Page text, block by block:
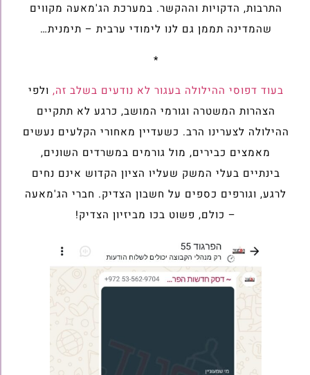
התרבות, הדקויות וההקשר. במערכת הג'מאעה מקווים
שהמדינה תממן גם לנו לימודי ערבית – תימנית…
*
בעוד דפוסי ההילולה בעגור לא נודעים בשלב זה, ולפי
הצהרות המשטרה וגורמי המושב, כרגע לא תתקיים
ההילולה לצערינו הרב. כשעדיין מאחורי הקלעים נעשים
מאמצים כבירים, מול גורמים במשרדים השונים,
בינתיים בעלי המשק שעליו הציון הקדוש אינם נחים
לרגע, וגורפים כספים על חשבון הצדיק. חברי הג'מאעה
– כולם, פשוט בכו מביזיון הצדיק!